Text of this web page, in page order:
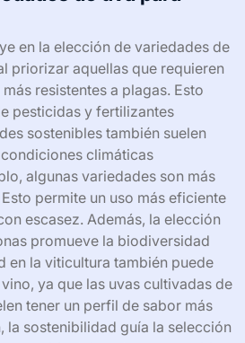
siendo cada vez más cultivadas
lo que refleja un
de los consumidores hacia
sostenibilidad en la
de uva para
en la elección de variedades de
priorizar aquellas que requieren
resistentes a plagas. Esto
pesticidas y fertilizantes
sostenibles también suelen
climáticas